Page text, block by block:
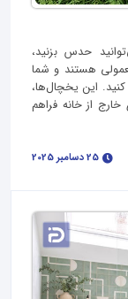
حدس بزنید،
هستند و شما
این یخچال‌ها،
از خانه فراهم